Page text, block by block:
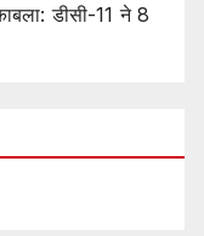
डीसी-11 ने 8